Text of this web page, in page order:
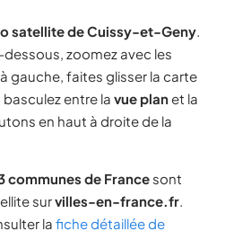
satellite de Cuissy-et-Geny.
zoomez avec les
gauche, faites glisser la carte
entre la vue planet la
en haut à droite de la
communes de France sont
survilles-en-france.fr.
la fiche détaillée de